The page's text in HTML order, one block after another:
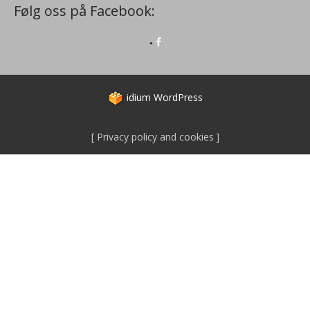
Følg oss på Facebook:
idium WordPress
Privacy policy and cookies